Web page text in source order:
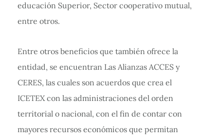
educación Superior, Sector cooperativo mutual,
entre otros.
Entre otros beneficios que también ofrece la
entidad, se encuentran Las Alianzas ACCES y
CERES, las cuales son acuerdos que crea el
ICETEX con las administraciones del orden
territorial o nacional, con el fin de contar con
mayores recursos económicos que permitan